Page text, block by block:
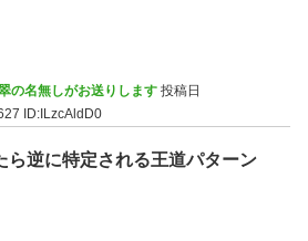
の名無しがお送りします 投稿日
ID:ILzcAldD0
ら逆に特定される王道パターン